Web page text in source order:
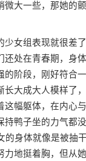
微大一些，那她的
女组表现就很差了
还处在青春期，身
的阶段，刚好符合
长大成大人模样了
这幅躯体，在内心
持鸭子坐的力气都
的身体就像是被抽
力地挺着胸，但从